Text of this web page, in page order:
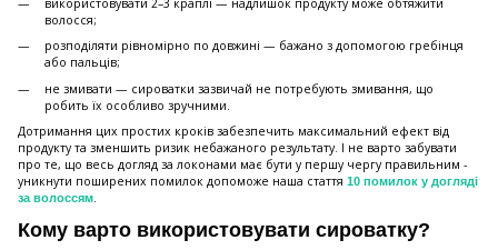
використовувати 2–3 краплі — надлишок продукту може обтяжити
волосся;
розподіляти рівномірно по довжині — бажано з допомогою гребінця
або пальців;
не змивати — сироватки зазвичай не потребують змивання, що
робить їх особливо зручними.
Дотримання цих простих кроків забезпечить максимальний ефект від
продукту та зменшить ризик небажаного результату. І не варто забувати
про те, що весь догляд за локонами має бути у першу чергу правильним -
уникнути поширених помилок допоможе наша стаття 10 помилок у догляді
за волоссям.
Кому варто використовувати сироватку?